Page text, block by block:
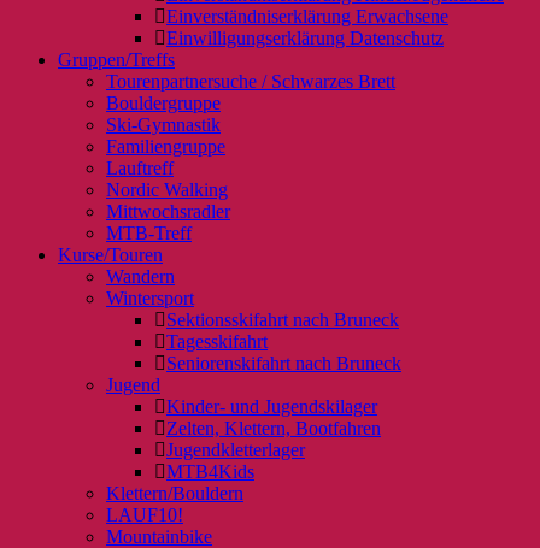
Einverständniserklärung Erwachsene
Einwilligungserklärung Datenschutz
Gruppen/Treffs
Tourenpartnersuche / Schwarzes Brett
Bouldergruppe
Ski-Gymnastik
Familiengruppe
Lauftreff
Nordic Walking
Mittwochsradler
MTB-Treff
Kurse/Touren
Wandern
Wintersport
Sektionsskifahrt nach Bruneck
Tagesskifahrt
Seniorenskifahrt nach Bruneck
Jugend
Kinder- und Jugendskilager
Zelten, Klettern, Bootfahren
Jugendkletterlager
MTB4Kids
Klettern/Bouldern
LAUF10!
Mountainbike